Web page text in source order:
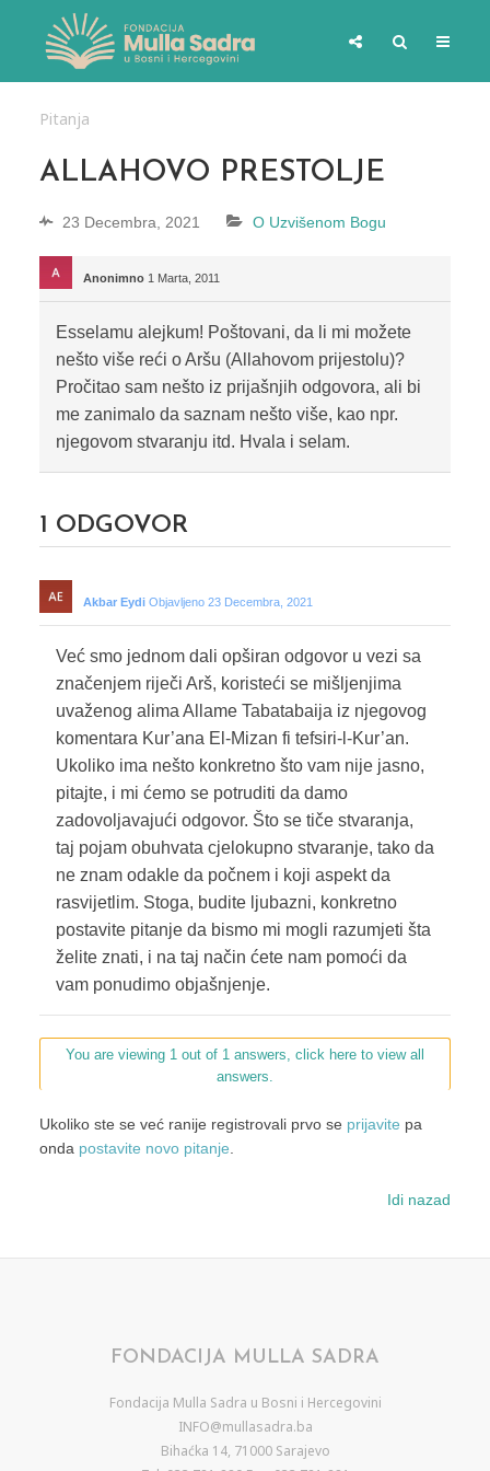
Pitanja
ALLAHOVO PRESTOLJE
23 Decembra, 2021 O Uzvišenom Bogu
Anonimno 1 Marta, 2011
Esselamu alejkum! Poštovani, da li mi možete
nešto više reći o Aršu (Allahovom prijestolu)?
Pročitao sam nešto iz prijašnjih odgovora, ali bi
me zanimalo da saznam nešto više, kao npr.
njegovom stvaranju itd. Hvala i selam.
1 ODGOVOR
Akbar Eydi Objavljeno 23 Decembra, 2021
Već smo jednom dali opširan odgovor u vezi sa
značenjem riječi Arš, koristeći se mišljenjima
uvaženog alima Allame Tabatabaija iz njegovog
komentara Kur’ana El-Mizan fi tefsiri-l-Kur’an.
Ukoliko ima nešto konkretno što vam nije jasno,
pitajte, i mi ćemo se potruditi da damo
zadovoljavajući odgovor. Što se tiče stvaranja,
taj pojam obuhvata cjelokupno stvaranje, tako da
ne znam odakle da počnem i koji aspekt da
rasvijetlim. Stoga, budite ljubazni, konkretno
postavite pitanje da bismo mi mogli razumjeti šta
želite znati, i na taj način ćete nam pomoći da
vam ponudimo objašnjenje.
You are viewing 1 out of 1 answers, click here to view all
answers.
Ukoliko ste se već ranije registrovali prvo se prijavite pa
onda postavite novo pitanje.
Idi nazad
FONDACIJA MULLA SADRA
Fondacija Mulla Sadra u Bosni i Hercegovini
INFO@mullasadra.ba
Bihaćka 14, 71000 Sarajevo